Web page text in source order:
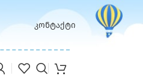
კონტაქტი